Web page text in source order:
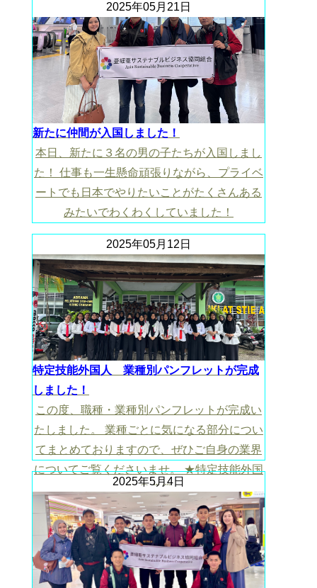
2025年05月21日
新たに仲間が入国しました！
本日、新たに３名の男の子たちが入国しまし
た！ 仕事も一生懸命頑張りながら、プライベ
ートでも日本でやりたいことがたくさんある
みたいでわくわくしていました！
2025年05月12日
特定技能外国人 業種別パンフレットが完成
しました！
この度、職種・業種別パンフレットが完成い
たしました。 業種ごとに気になる部分につい
てまとめておりますので、ぜひご自身の業界
についてご覧くださいませ。 ★特定技能外国
人 ◎農業
https://drive.google.com/file/d/
usp=drive_link
2025年5月4日